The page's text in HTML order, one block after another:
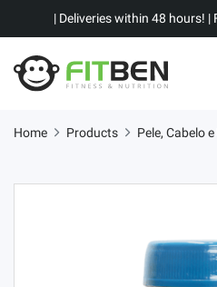
| Deliveries within 48 hours!
Home Products Pele, Cabelo